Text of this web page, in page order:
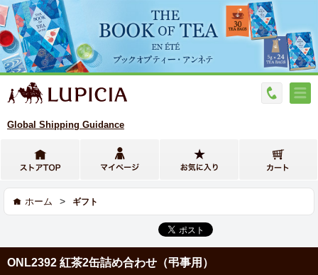
Global Shipping Guidance
ホーム > ギフト
ONL2392 紅茶2缶詰め合わせ（弔事用）